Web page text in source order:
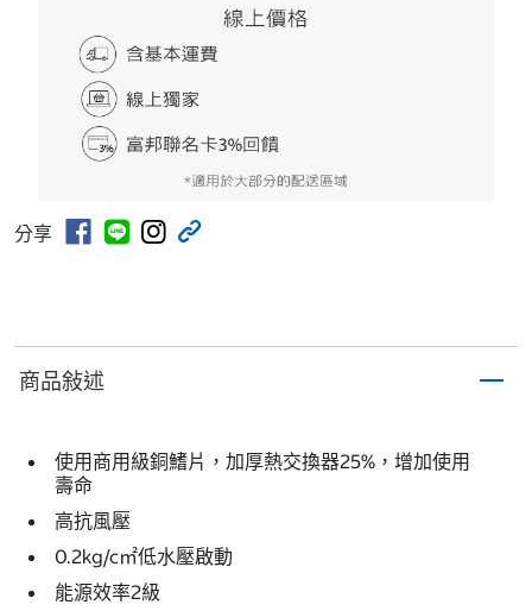
分享
商品敍述
使用商用級銅鰭片，加厚熱交換器25%，增加使用
壽命
高抗風壓
0.2kg/c㎡低水壓啟動
能源效率2級